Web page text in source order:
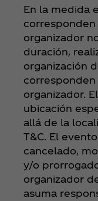
En la medida
corresponden
organizador
duración,
organización
corresponden
organizador.
ubicación
allá de la
T&C. El
cancelado,
y/o
organizador
asuma